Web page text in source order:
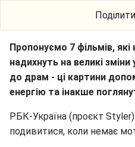
Пропонуємо 7 фільмів,
надихнуть на великі зміни
до драм - ці картини
енергію та інакше
РБК-Україна (проєкт
подивитися, коли немає